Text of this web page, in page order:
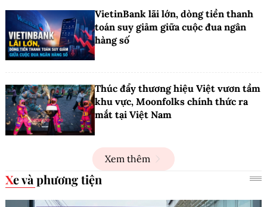
VietinBank lãi lớn, dòng tiền thanh
toán suy giảm giữa cuộc đua ngân
hàng số
Thúc đẩy thương hiệu Việt vươn tầm
khu vực, Moonfolks chính thức ra
mắt tại Việt Nam
Xem thêm
Xe và phương tiện